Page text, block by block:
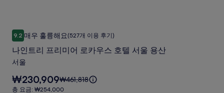
사
진
갤
러
리
수
료
포
나
인
트
리
프
9.210점 만점 중 9.2점, 매우 훌륭해요, (527개 이용 후기)
매우 훌륭해요(527개 이용 후기)
나인트리 프리미어 로카우스 호텔 서울 용산
서울
요
금
₩230,909요
금
₩461,818
총
총 요금: ₩254,000
나인트리 프리미어 로카우스 호텔 서울 용산